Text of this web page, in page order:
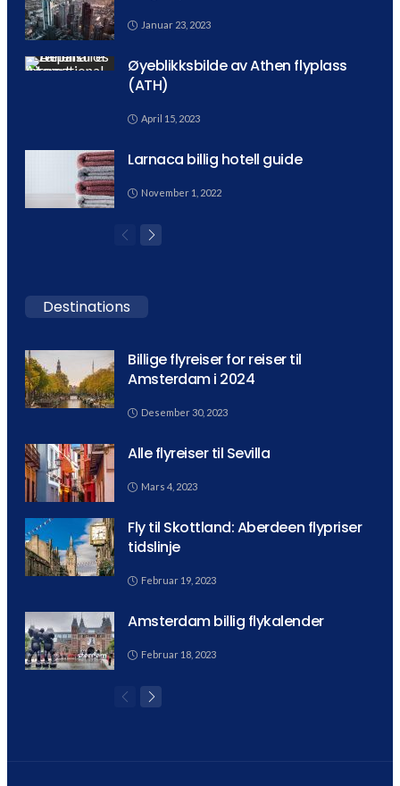
Januar 23, 2023
Øyeblikksbilde av Athen flyplass
(ATH)
April 15, 2023
Larnaca billig hotell guide
November 1, 2022
Destinations
Billige flyreiser for reiser til
Amsterdam i 2024
Desember 30, 2023
Alle flyreiser til Sevilla
Mars 4, 2023
Fly til Skottland: Aberdeen flypriser
tidslinje
Februar 19, 2023
Amsterdam billig flykalender
Februar 18, 2023